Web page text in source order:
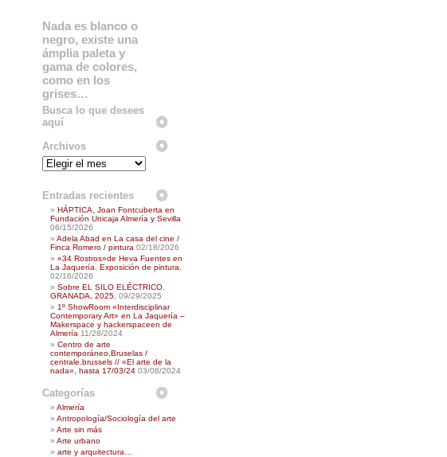
Nada es blanco o
negro, existe una
ámplia paleta y
gama de colores,
como en los
grises…
Busca lo que desees
aquí
Archivos
Archivos
Entradas recientes
HÁPTICA, Joan Fontcuberta en
Fundación Unicaja Almería y Sevilla
06/15/2026
Adela Abad en La casa del cine /
Finca Romero / pintura 02/18/2026
«34 Rostros»de Heva Fuentes en
La Jaquería. Exposición de pintura.
02/16/2026
Sobre EL SILO ELÉCTRICO.
GRANADA, 2025. 09/29/2025
1º ShowRoom «Interdisciplinar
Contemporary Art» en La Jaquería –
Makerspace y hackerspaceen de
Almería 11/28/2024
Centro de arte
contemporáneo,Bruselas /
centrale.brussels // «El arte de la
nada», hasta 17/03/24 03/08/2024
Categorías
Almería
Antropología/Sociología del arte
Arte sin más
Arte urbano
arte y arquitectura…